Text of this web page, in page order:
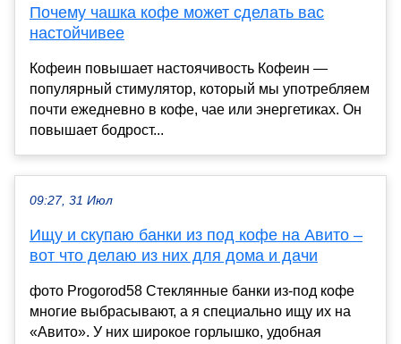
Почему чашка кофе может сделать вас
настойчивее
Кофеин повышает настоячивость Кофеин —
популярный стимулятор, который мы употребляем
почти ежедневно в кофе, чае или энергетиках. Он
повышает бодрост...
09:27, 31 Июл
Ищу и скупаю банки из под кофе на Авито –
вот что делаю из них для дома и дачи
фото Progorod58 Стеклянные банки из-под кофе
многие выбрасывают, а я специально ищу их на
«Авито». У них широкое горлышко, удобная